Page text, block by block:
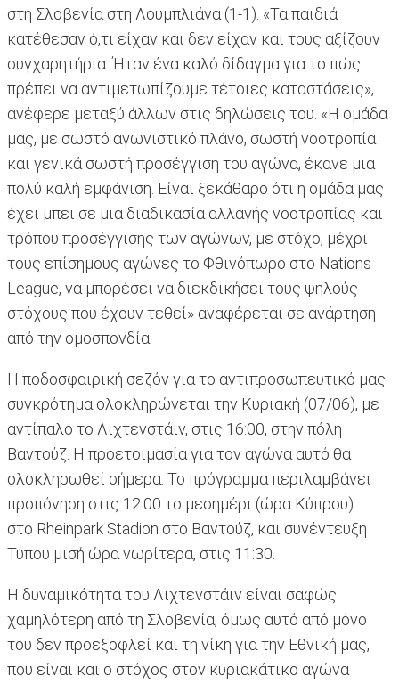
στη Σλοβενία στη Λουμπλιάνα (1-1). «Τα παιδιά
κατέθεσαν ό,τι είχαν και δεν είχαν και τους αξίζουν
συγχαρητήρια. Ήταν ένα καλό δίδαγμα για το πώς
πρέπει να αντιμετωπίζουμε τέτοιες καταστάσεις»,
ανέφερε μεταξύ άλλων στις δηλώσεις του. «Η ομάδα
μας, με σωστό αγωνιστικό πλάνο, σωστή νοοτροπία
και γενικά σωστή προσέγγιση του αγώνα, έκανε μια
πολύ καλή εμφάνιση. Είναι ξεκάθαρο ότι η ομάδα μας
έχει μπει σε μια διαδικασία αλλαγής νοοτροπίας και
τρόπου προσέγγισης των αγώνων, με στόχο, μέχρι
τους επίσημους αγώνες το Φθινόπωρο στο Nations
League, να μπορέσει να διεκδικήσει τους ψηλούς
στόχους που έχουν τεθεί» αναφέρεται σε ανάρτηση
από την ομοσπονδία.
Η ποδοσφαιρική σεζόν για το αντιπροσωπευτικό μας
συγκρότημα ολοκληρώνεται την Κυριακή (07/06), με
αντίπαλο το Λιχτενστάιν, στις 16:00, στην πόλη
Βαντούζ. Η προετοιμασία για τον αγώνα αυτό θα
ολοκληρωθεί σήμερα. Το πρόγραμμα περιλαμβάνει
προπόνηση στις 12:00 το μεσημέρι (ώρα Κύπρου)
στο Rheinpark Stadion στο Βαντούζ, και συνέντευξη
Τύπου μισή ώρα νωρίτερα, στις 11:30.
Η δυναμικότητα του Λιχτενστάιν είναι σαφώς
χαμηλότερη από τη Σλοβενία, όμως αυτό από μόνο
του δεν προεξοφλεί και τη νίκη για την Εθνική μας,
που είναι και ο στόχος στον κυριακάτικο αγώνα